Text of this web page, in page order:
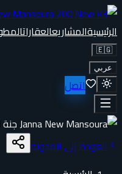
الرئيسيةالمشاريعالعقارات
🇪🇬
عربي
اتصل
العودة إلى المدونة